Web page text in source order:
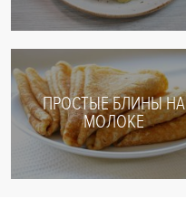
ПРОСТЫЕ БЛИНЫ НА
МОЛОКЕ